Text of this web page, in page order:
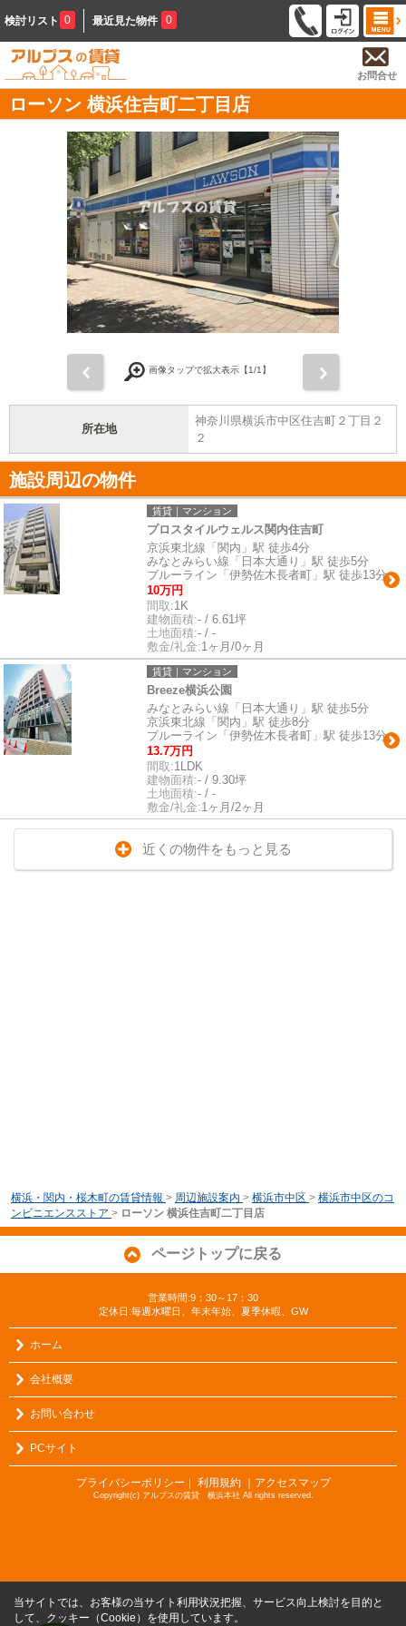
検討リスト 0 最近見た物件 0
お問合せ
ローソン 横浜住吉町二丁目店
画像タップで拡大表示【1/1】
所在地
神奈川県横浜市中区住吉町２丁目２
２
施設周辺の物件
賃貸｜マンション
プロスタイルウェルス関内住吉町
京浜東北線「関内」駅 徒歩4分
みなとみらい線「日本大通り」駅 徒歩5分
ブルーライン「伊勢佐木長者町」駅 徒歩13分
10万円
間取:1K
建物面積:- / 6.61坪
土地面積:- / -
敷金/礼金:1ヶ月/0ヶ月
賃貸｜マンション
Breeze横浜公園
みなとみらい線「日本大通り」駅 徒歩5分
京浜東北線「関内」駅 徒歩8分
ブルーライン「伊勢佐木長者町」駅 徒歩13分
13.7万円
間取:1LDK
建物面積:- / 9.30坪
土地面積:- / -
敷金/礼金:1ヶ月/2ヶ月
近くの物件をもっと見る
横浜・関内・桜木町の賃貸情報 > 周辺施設案内 > 横浜市中区 > 横浜市中区のコ
ンビニエンスストア > ローソン 横浜住吉町二丁目店
ページトップに戻る
営業時間:9：30～17：30
定休日:毎週水曜日、年末年始、夏季休暇、GW
ホーム
会社概要
お問い合わせ
PCサイト
プライバシーポリシー ｜ 利用規約 ｜アクセスマップ
Copyright(c) アルプスの賃貸 横浜本社 All rights reserved.
当サイトでは、お客様の当サイト利用状況把握、サービス向上検討を目的と
して、クッキー（Cookie）を使用しています。